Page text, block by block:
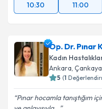
10:30
11:00
Op. Dr. Pınar
Kadın
Ankara, Çankaya
5 (1
Pınar hocamla tanıştığım